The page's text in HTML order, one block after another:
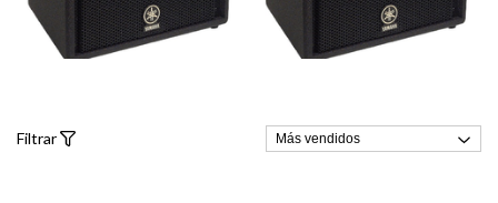
Filtrar